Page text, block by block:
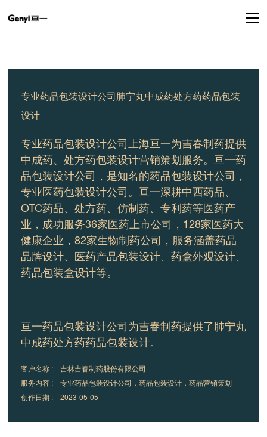
专业药品包装设计公司肺宁丸中成药处方药药品包装
设计
专业药品包装设计公司上海亘一为吉春制药提供
中成药、处方药包装设计营销策划服务。 亘一药
品包装设计公司，是知名的药品包装设计公司，
专业医药包装设计公司。亘一深耕中西药品、
OTC药品、处方药、仿制药、专利药等医药产
业，成功服务36家医药上市公司，128家医药大
健康企业，82家生物制药公司，服务涵盖药品
品牌设计、医药产品包装设计、药盒外观设计、
药品包装盒设计等。
亘一药品包装设计公司为吉春制药提供了肺宁丸
中成药处方药药品包装设计。
客户名称 : 吉林吉春制药股份有限公司
服务内容 : 专业药品包装设计公司，药品包装设计，药品营销策划
创作日期 : 2023-05-05